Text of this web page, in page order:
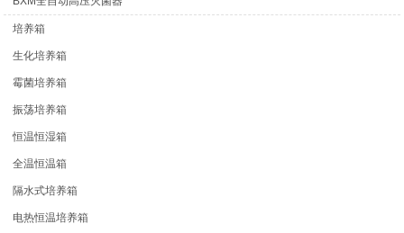
培养箱
生化培养箱
霉菌培养箱
振荡培养箱
恒温恒湿箱
全温恒温箱
隔水式培养箱
电热恒温培养箱